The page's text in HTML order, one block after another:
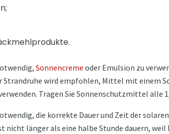
Sonnencreme oder Emulsion zu
Strandruhe wird empfohlen, Mittel mit einem
Tragen Sie Sonnenschutzmittel alle
die korrekte Dauer und Zeit der
nicht länger als eine halbe Stunde dauern,